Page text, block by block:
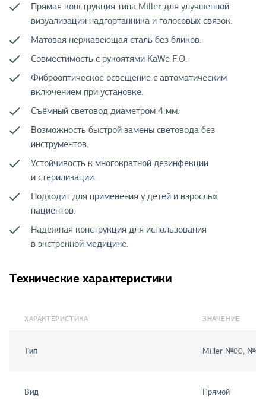
Прямая конструкция типа Miller для улучшенной
визуализации надгортанника и голосовых связок.
Матовая нержавеющая сталь без бликов.
Совместимость с рукоятями KaWe F.O.
Фиброоптическое освещение с автоматическим
включением при установке.
Съёмный световод диаметром 4 мм.
Возможность быстрой замены световода без
инструментов.
Устойчивость к многократной дезинфекции
и стерилизации.
Подходит для применения у детей и взрослых
пациентов.
Надёжная конструкция для использования
в экстренной медицине.
Технические характеристики
ХАРАКТЕРИСТИКА ЗНАЧЕНИЕ
Тип Miller №00, №0,
Вид Прямой